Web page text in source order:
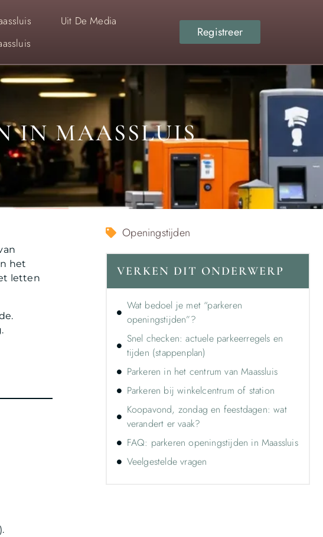
Uit De Media
Registreer
IN MAASSLUIS
het
letten
.
Openingstijden
VERKEN DIT ONDERWERP
Wat bedoel je met “parkeren
openingstijden”?
Snel checken: actuele parkeerregels en
tijden (stappenplan)
Parkeren in het centrum van Maassluis
Parkeren bij winkelcentrum of station
Koopavond, zondag en feestdagen: wat
verandert er vaak?
FAQ: parkeren openingstijden in Maassluis
Veelgestelde vragen